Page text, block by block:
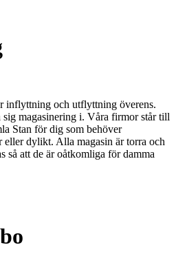
inflyttning och utflyttning överens.
sig magasinering i. Våra firmor står till
Stan för dig som behöver
eller dylikt. Alla magasin är torra och
så att de är oåtkomliga för damma